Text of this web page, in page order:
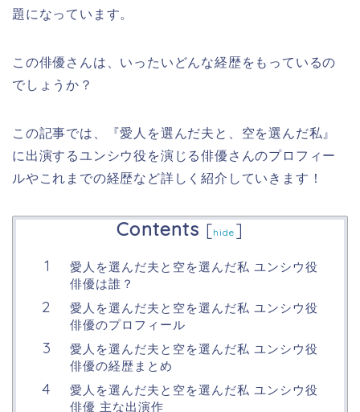
題になっています。
この俳優さんは、いったいどんな経歴をもっているの
でしょうか？
この記事では、『愛人を選んだ夫と、空を選んだ私』
に出演するユンシウ役を演じる俳優さんのプロフィー
ルやこれまでの経歴など詳しく紹介していきます！
Contents [hide ]
愛人を選んだ夫と空を選んだ私 ユンシウ役
俳優は誰？
愛人を選んだ夫と空を選んだ私 ユンシウ役
俳優のプロフィール
愛人を選んだ夫と空を選んだ私 ユンシウ役
俳優の経歴まとめ
愛人を選んだ夫と空を選んだ私 ユンシウ役
俳優 主な出演作